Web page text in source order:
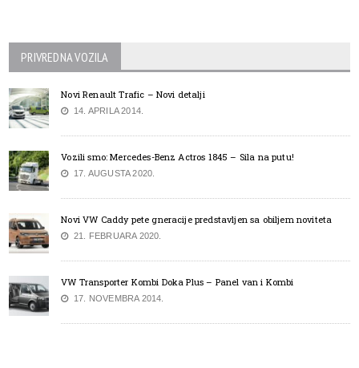
PRIVREDNA VOZILA
Novi Renault Trafic – Novi detalji
14. APRILA 2014.
Vozili smo: Mercedes-Benz Actros 1845 – Sila na putu!
17. AUGUSTA 2020.
Novi VW Caddy pete gneracije predstavljen sa obiljem noviteta
21. FEBRUARA 2020.
VW Transporter Kombi Doka Plus – Panel van i Kombi
17. NOVEMBRA 2014.